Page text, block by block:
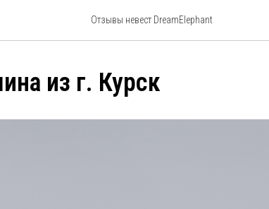
Отзывы невест DreamElephant
из г. Курск